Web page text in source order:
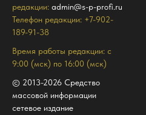
редакции: admin@s-p-profi.ru
Телефон редакции: +7-902-
189-91-38
Время работы редакции: с
9:00 (мск) по 16:00 (мск)
© 2013-2026 Средство
массовой информации
сетевое издание